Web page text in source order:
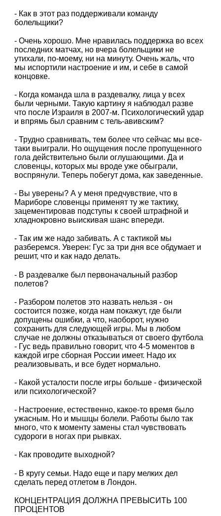
- Как в этот раз поддерживали команду
болельщики?
- Очень хорошо. Мне нравилась поддержка во всех
последних матчах, но вчера болельщики не
утихали, по-моему, ни на минуту. Очень жаль, что
мы испортили настроение и им, и себе в самой
концовке.
- Когда команда шла в раздевалку, лица у всех
были черными. Такую картину я наблюдал разве
что после Израиля в 2007-м. Психологический удар
и впрямь был сравним с тель-авивским?
- Трудно сравнивать, тем более что сейчас мы все-
таки выиграли. Но ощущения после пропущенного
гола действительно были оглушающими. Да и
словенцы, которых мы вроде уже обыграли,
воспрянули. Теперь побегут дома, как заведенные.
- Вы уверены? А у меня предчувствие, что в
Мариборе словенцы применят ту же тактику,
зацементировав подступы к своей штрафной и
хладнокровно выискивая шанс впереди.
- Так им же надо забивать. А с тактикой мы
разберемся. Уверен: Гус за три дня все обдумает и
решит, что и как надо делать.
- В раздевалке был первоначальный разбор
полетов?
- Разбором полетов это назвать нельзя - он
состоится позже, когда нам покажут, где были
допущены ошибки, а что, наоборот, нужно
сохранить для следующей игры. Мы в любом
случае не должны отказываться от своего футбола
- Гус ведь правильно говорит, что 4-5 моментов в
каждой игре сборная России имеет. Надо их
реализовывать, и все будет нормально.
- Какой усталости после игры больше - физической
или психологической?
- Настроение, естественно, какое-то время было
ужасным. Но и мышцы болели. Работы было так
много, что к моменту замены стал чувствовать
судороги в ногах при рывках.
- Как проводите выходной?
- В кругу семьи. Надо еще и пару мелких дел
сделать перед отлетом в Лондон.
КОНЦЕНТРАЦИЯ ДОЛЖНА ПРЕВЫСИТЬ 100
ПРОЦЕНТОВ